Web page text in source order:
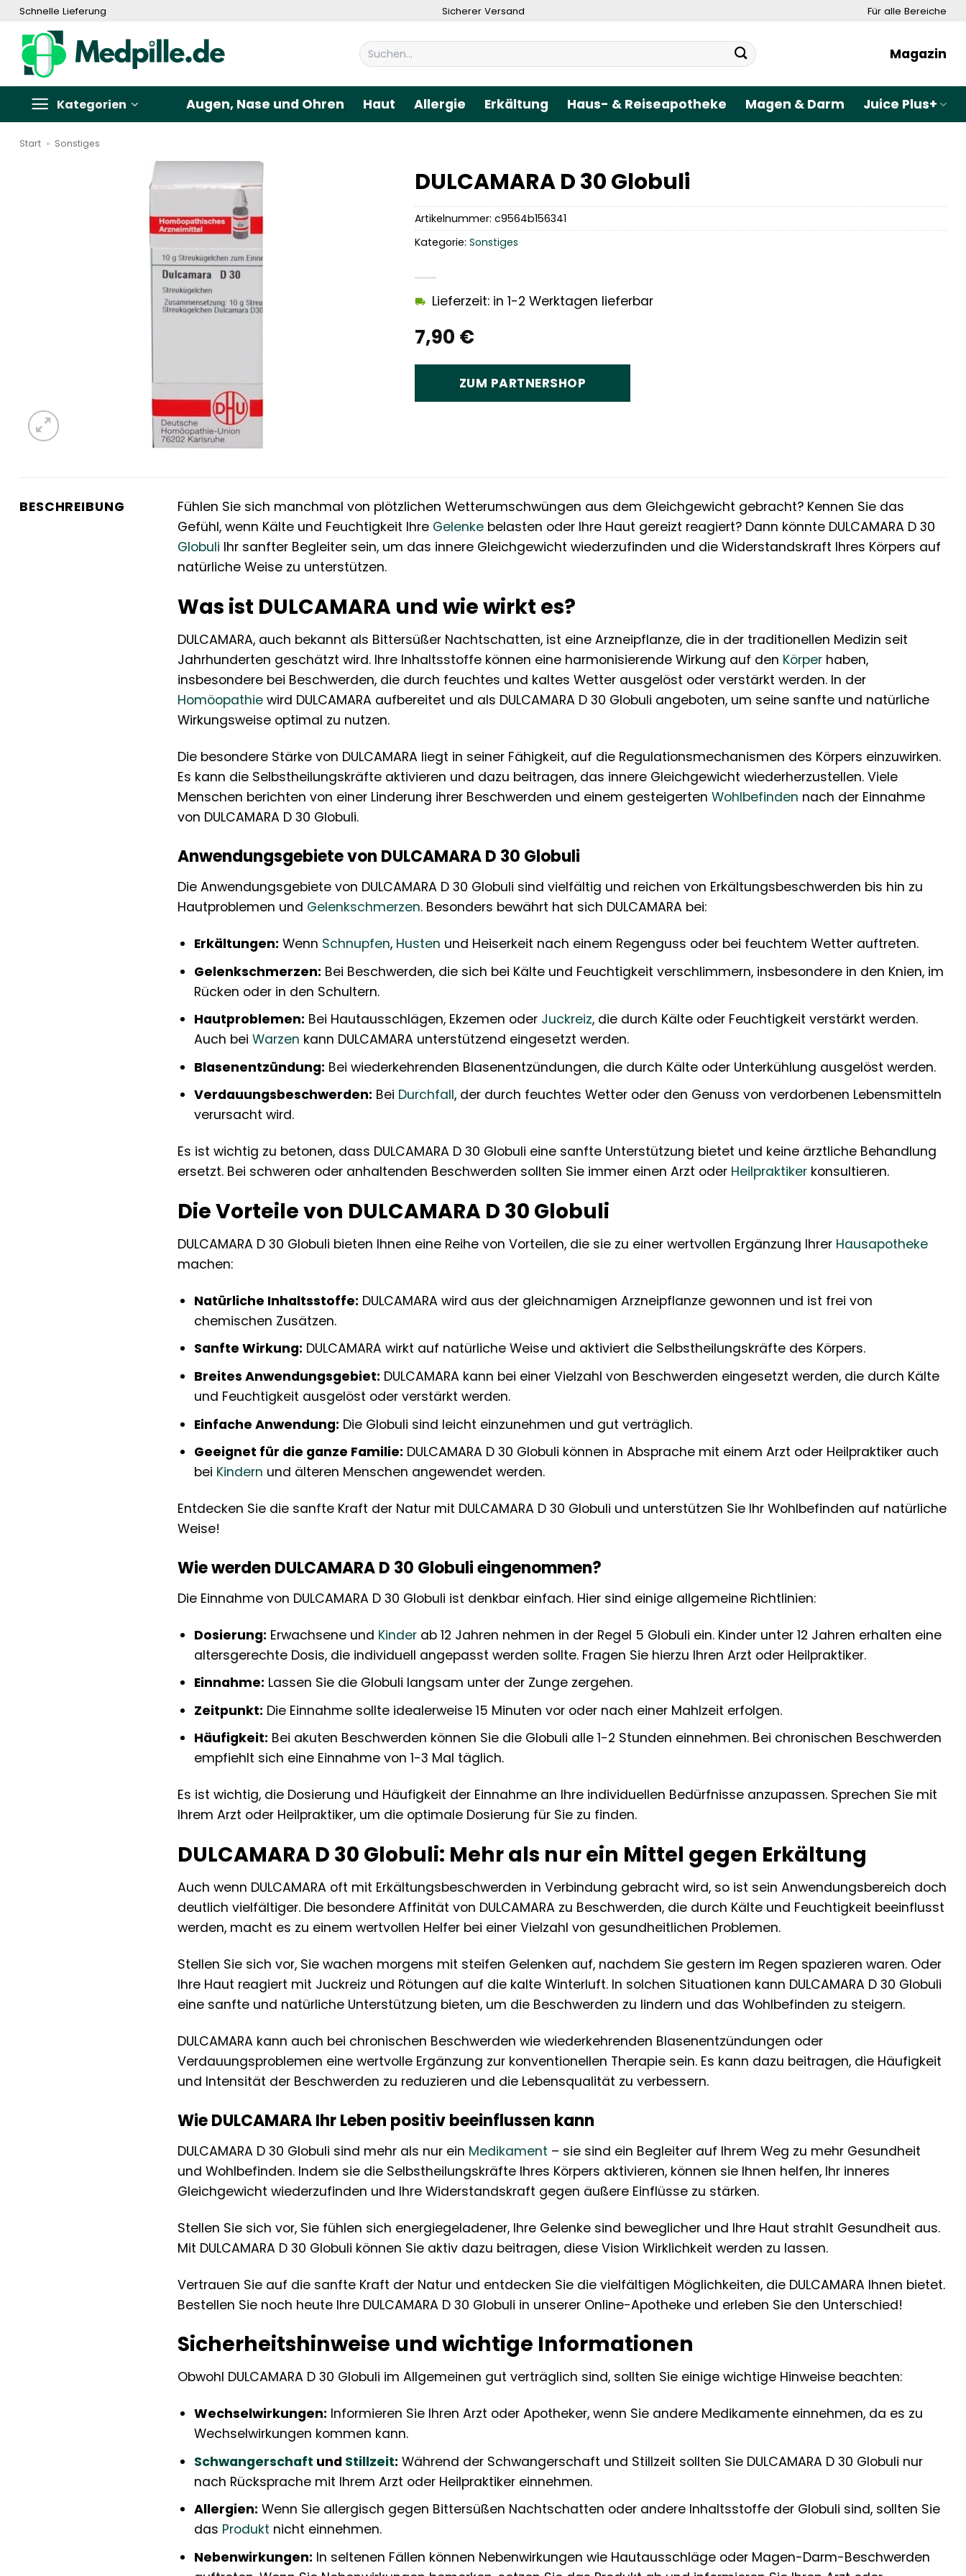
Zum
springen
Schnelle Lieferung Sicherer Versand Für alle Bereiche
Suchen
nach:
Magazin
Kategorien Augen, Nase und Ohren Haut Allergie Erkältung Haus- & Reiseapotheke Magen & Darm Juice Plus+
Start » Sonstiges
DULCAMARA D 30 Globuli
7,90 €
Lieferzeit: in 1-2 Werktagen lieferbar
ZUM PARTNERSHOP
Artikelnummer: c9564b156341
Kategorie: Sonstiges
BESCHREIBUNG
Fühlen Sie sich manchmal von plötzlichen Wetterumschwüngen aus dem Gleichgewicht gebracht? Kennen Sie das
Gefühl, wenn Kälte und Feuchtigkeit Ihre Gelenke belasten oder Ihre Haut gereizt reagiert? Dann könnte DULCAMARA D 30
Globuli Ihr sanfter Begleiter sein, um das innere Gleichgewicht wiederzufinden und die Widerstandskraft Ihres Körpers auf
natürliche Weise zu unterstützen.
Was ist DULCAMARA und wie wirkt es?
DULCAMARA, auch bekannt als Bittersüßer Nachtschatten, ist eine Arzneipflanze, die in der traditionellen Medizin seit
Jahrhunderten geschätzt wird. Ihre Inhaltsstoffe können eine harmonisierende Wirkung auf den Körper haben,
insbesondere bei Beschwerden, die durch feuchtes und kaltes Wetter ausgelöst oder verstärkt werden. In der
Homöopathie wird DULCAMARA aufbereitet und als DULCAMARA D 30 Globuli angeboten, um seine sanfte und natürliche
Wirkungsweise optimal zu nutzen.
Die besondere Stärke von DULCAMARA liegt in seiner Fähigkeit, auf die Regulationsmechanismen des Körpers einzuwirken.
Es kann die Selbstheilungskräfte aktivieren und dazu beitragen, das innere Gleichgewicht wiederherzustellen. Viele
Menschen berichten von einer Linderung ihrer Beschwerden und einem gesteigerten Wohlbefinden nach der Einnahme
von DULCAMARA D 30 Globuli.
Anwendungsgebiete von DULCAMARA D 30 Globuli
Die Anwendungsgebiete von DULCAMARA D 30 Globuli sind vielfältig und reichen von Erkältungsbeschwerden bis hin zu
Hautproblemen und Gelenkschmerzen. Besonders bewährt hat sich DULCAMARA bei:
Erkältungen: Wenn Schnupfen, Husten und Heiserkeit nach einem Regenguss oder bei feuchtem Wetter auftreten.
Gelenkschmerzen: Bei Beschwerden, die sich bei Kälte und Feuchtigkeit verschlimmern, insbesondere in den Knien, im
Rücken oder in den Schultern.
Hautproblemen: Bei Hautausschlägen, Ekzemen oder Juckreiz, die durch Kälte oder Feuchtigkeit verstärkt werden.
Auch bei Warzen kann DULCAMARA unterstützend eingesetzt werden.
Blasenentzündung: Bei wiederkehrenden Blasenentzündungen, die durch Kälte oder Unterkühlung ausgelöst werden.
Verdauungsbeschwerden: Bei Durchfall, der durch feuchtes Wetter oder den Genuss von verdorbenen Lebensmitteln
verursacht wird.
Es ist wichtig zu betonen, dass DULCAMARA D 30 Globuli eine sanfte Unterstützung bietet und keine ärztliche Behandlung
ersetzt. Bei schweren oder anhaltenden Beschwerden sollten Sie immer einen Arzt oder Heilpraktiker konsultieren.
Die Vorteile von DULCAMARA D 30 Globuli
DULCAMARA D 30 Globuli bieten Ihnen eine Reihe von Vorteilen, die sie zu einer wertvollen Ergänzung Ihrer Hausapotheke
machen:
Natürliche Inhaltsstoffe: DULCAMARA wird aus der gleichnamigen Arzneipflanze gewonnen und ist frei von
chemischen Zusätzen.
Sanfte Wirkung: DULCAMARA wirkt auf natürliche Weise und aktiviert die Selbstheilungskräfte des Körpers.
Breites Anwendungsgebiet: DULCAMARA kann bei einer Vielzahl von Beschwerden eingesetzt werden, die durch Kälte
und Feuchtigkeit ausgelöst oder verstärkt werden.
Einfache Anwendung: Die Globuli sind leicht einzunehmen und gut verträglich.
Geeignet für die ganze Familie: DULCAMARA D 30 Globuli können in Absprache mit einem Arzt oder Heilpraktiker auch
bei Kindern und älteren Menschen angewendet werden.
Entdecken Sie die sanfte Kraft der Natur mit DULCAMARA D 30 Globuli und unterstützen Sie Ihr Wohlbefinden auf natürliche
Weise!
Wie werden DULCAMARA D 30 Globuli eingenommen?
Die Einnahme von DULCAMARA D 30 Globuli ist denkbar einfach. Hier sind einige allgemeine Richtlinien:
Dosierung: Erwachsene und Kinderab 12 Jahren nehmen in der Regel 5 Globuli ein. Kinder unter 12 Jahren erhalten eine
altersgerechte Dosis, die individuell angepasst werden sollte. Fragen Sie hierzu Ihren Arzt oder Heilpraktiker.
Einnahme: Lassen Sie die Globuli langsam unter der Zunge zergehen.
Zeitpunkt: Die Einnahme sollte idealerweise 15 Minuten vor oder nach einer Mahlzeit erfolgen.
Häufigkeit: Bei akuten Beschwerden können Sie die Globuli alle 1-2 Stunden einnehmen. Bei chronischen Beschwerden
empfiehlt sich eine Einnahme von 1-3 Mal täglich.
Es ist wichtig, die Dosierung und Häufigkeit der Einnahme an Ihre individuellen Bedürfnisse anzupassen. Sprechen Sie mit
Ihrem Arzt oder Heilpraktiker, um die optimale Dosierung für Sie zu finden.
DULCAMARA D 30 Globuli: Mehr als nur ein Mittel gegen Erkältung
Auch wenn DULCAMARA oft mit Erkältungsbeschwerden in Verbindung gebracht wird, so ist sein Anwendungsbereich doch
deutlich vielfältiger. Die besondere Affinität von DULCAMARA zu Beschwerden, die durch Kälte und Feuchtigkeit beeinflusst
werden, macht es zu einem wertvollen Helfer bei einer Vielzahl von gesundheitlichen Problemen.
Stellen Sie sich vor, Sie wachen morgens mit steifen Gelenken auf, nachdem Sie gestern im Regen spazieren waren. Oder
Ihre Haut reagiert mit Juckreiz und Rötungen auf die kalte Winterluft. In solchen Situationen kann DULCAMARA D 30 Globuli
eine sanfte und natürliche Unterstützung bieten, um die Beschwerden zu lindern und das Wohlbefinden zu steigern.
DULCAMARA kann auch bei chronischen Beschwerden wie wiederkehrenden Blasenentzündungen oder
Verdauungsproblemen eine wertvolle Ergänzung zur konventionellen Therapie sein. Es kann dazu beitragen, die Häufigkeit
und Intensität der Beschwerden zu reduzieren und die Lebensqualität zu verbessern.
Wie DULCAMARA Ihr Leben positiv beeinflussen kann
DULCAMARA D 30 Globuli sind mehr als nur ein Medikament – sie sind ein Begleiter auf Ihrem Weg zu mehr Gesundheit
und Wohlbefinden. Indem sie die Selbstheilungskräfte Ihres Körpers aktivieren, können sie Ihnen helfen, Ihr inneres
Gleichgewicht wiederzufinden und Ihre Widerstandskraft gegen äußere Einflüsse zu stärken.
Stellen Sie sich vor, Sie fühlen sich energiegeladener, Ihre Gelenke sind beweglicher und Ihre Haut strahlt Gesundheit aus.
Mit DULCAMARA D 30 Globuli können Sie aktiv dazu beitragen, diese Vision Wirklichkeit werden zu lassen.
Vertrauen Sie auf die sanfte Kraft der Natur und entdecken Sie die vielfältigen Möglichkeiten, die DULCAMARA Ihnen bietet.
Bestellen Sie noch heute Ihre DULCAMARA D 30 Globuli in unserer Online-Apotheke und erleben Sie den Unterschied!
Sicherheitshinweise und wichtige Informationen
Obwohl DULCAMARA D 30 Globuli im Allgemeinen gut verträglich sind, sollten Sie einige wichtige Hinweise beachten:
Wechselwirkungen: Informieren Sie Ihren Arzt oder Apotheker, wenn Sie andere Medikamente einnehmen, da es zu
Wechselwirkungen kommen kann.
Schwangerschaft und Stillzeit: Während der Schwangerschaft und Stillzeit sollten Sie DULCAMARA D 30 Globuli nur
nach Rücksprache mit Ihrem Arzt oder Heilpraktiker einnehmen.
Allergien: Wenn Sie allergisch gegen Bittersüßen Nachtschatten oder andere Inhaltsstoffe der Globuli sind, sollten Sie
das Produkt nicht einnehmen.
Nebenwirkungen: In seltenen Fällen können Nebenwirkungen wie Hautausschläge oder Magen-Darm-Beschwerden